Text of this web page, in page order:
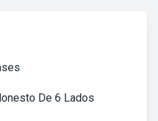
De 6 Lados